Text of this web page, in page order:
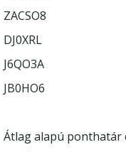
ZACSO8
DJ0XRL
J6QO3A
JB0HO6
Átlag alapú ponthatár